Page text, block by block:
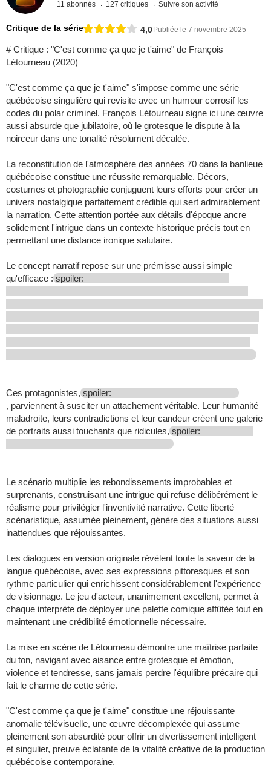
11 abonnés 127 critiques Suivre son activité
Critique de la série 4,0Publiée le 7 novembre 2025
# Critique : "C'est comme ça que je t'aime" de François
Létourneau (2020)
"C'est comme ça que je t'aime" s'impose comme une série
québécoise singulière qui revisite avec un humour corrosif les
codes du polar criminel. François Létourneau signe ici une œuvre
aussi absurde que jubilatoire, où le grotesque le dispute à la
noirceur dans une tonalité résolument décalée.
La reconstitution de l'atmosphère des années 70 dans la banlieue
québécoise constitue une réussite remarquable. Décors,
costumes et photographie conjuguent leurs efforts pour créer un
univers nostalgique parfaitement crédible qui sert admirablement
la narration. Cette attention portée aux détails d'époque ancre
solidement l'intrigue dans un contexte historique précis tout en
permettant une distance ironique salutaire.
Le concept narratif repose sur une prémisse aussi simple
qu'efficace : spoiler:
Ces protagonistes, spoiler:
, parviennent à susciter un attachement véritable. Leur humanité
maladroite, leurs contradictions et leur candeur créent une galerie
de portraits aussi touchants que ridicules, spoiler:
Le scénario multiplie les rebondissements improbables et
surprenants, construisant une intrigue qui refuse délibérément le
réalisme pour privilégier l'inventivité narrative. Cette liberté
scénaristique, assumée pleinement, génère des situations aussi
inattendues que réjouissantes.
Les dialogues en version originale révèlent toute la saveur de la
langue québécoise, avec ses expressions pittoresques et son
rythme particulier qui enrichissent considérablement l'expérience
de visionnage. Le jeu d'acteur, unanimement excellent, permet à
chaque interprète de déployer une palette comique affûtée tout en
maintenant une crédibilité émotionnelle nécessaire.
La mise en scène de Létourneau démontre une maîtrise parfaite
du ton, navigant avec aisance entre grotesque et émotion,
violence et tendresse, sans jamais perdre l'équilibre précaire qui
fait le charme de cette série.
"C'est comme ça que je t'aime" constitue une réjouissante
anomalie télévisuelle, une œuvre décomplexée qui assume
pleinement son absurdité pour offrir un divertissement intelligent
et singulier, preuve éclatante de la vitalité créative de la production
québécoise contemporaine.